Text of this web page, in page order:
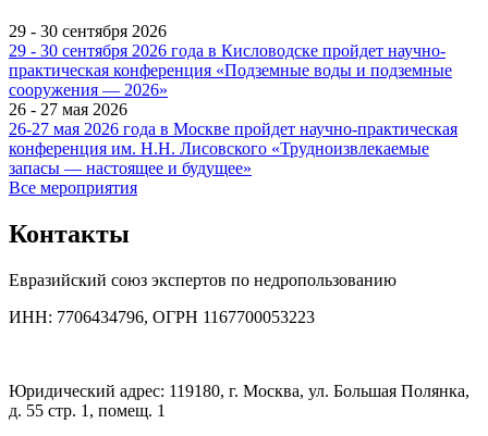
29 - 30 сентября 2026
29 - 30 сентября 2026 года в Кисловодске пройдет научно-
практическая конференция «Подземные воды и подземные
сооружения — 2026»
26 - 27 мая 2026
26-27 мая 2026 года в Москве пройдет научно-практическая
конференция им. Н.Н. Лисовского «Трудноизвлекаемые
запасы — настоящее и будущее»
Все мероприятия
Контакты
Евразийский союз экспертов по недропользованию
ИНН: 7706434796, ОГРН 1167700053223
Юридический адрес: 119180, г. Москва, ул. Большая Полянка,
д. 55 стр. 1, помещ. 1